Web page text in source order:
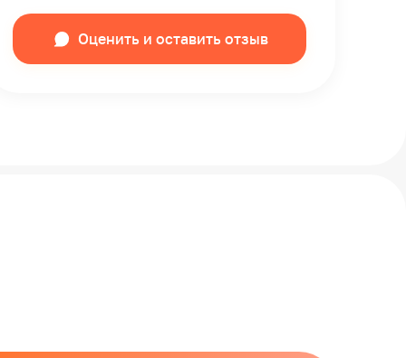
Оценить и оставить отзыв